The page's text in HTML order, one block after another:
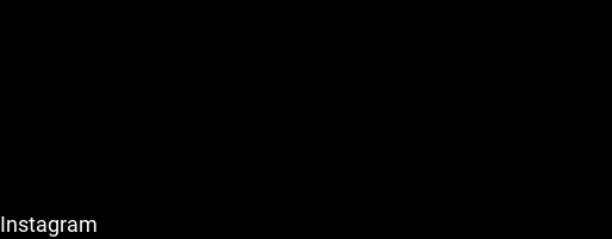
Instagram